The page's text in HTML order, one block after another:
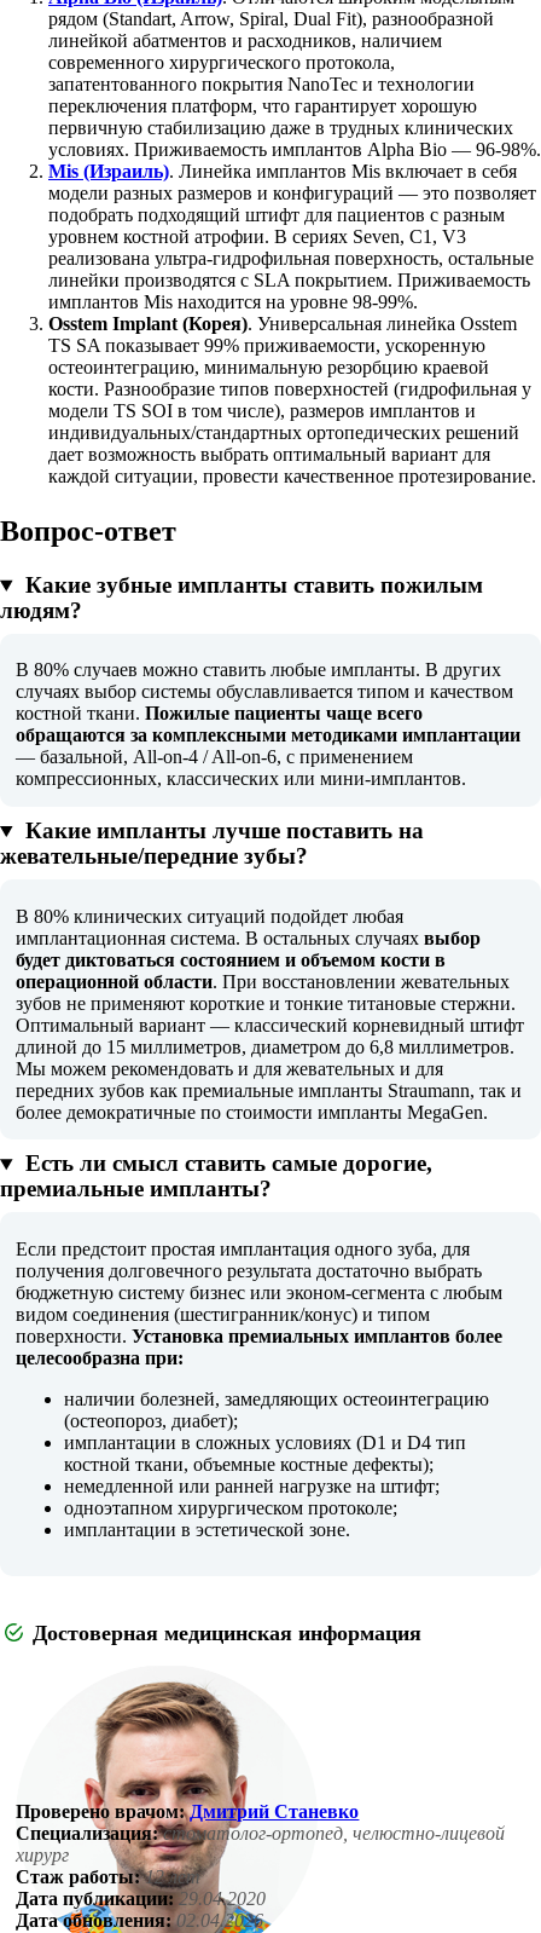
рядом (Standart, Arrow, Spiral, Dual Fit), разнообразной
линейкой абатментов и расходников, наличием
современного хирургического протокола,
запатентованного покрытия NanoTec и технологии
переключения платформ, что гарантирует хорошую
первичную стабилизацию даже в трудных клинических
условиях. Приживаемость имплантов Alpha Bio — 96-98%.
Mis (Израиль). Линейка имплантов Mis включает в себя
модели разных размеров и конфигураций — это позволяет
подобрать подходящий штифт для пациентов с разным
уровнем костной атрофии. В сериях Seven, C1, V3
реализована ультра-гидрофильная поверхность, остальные
линейки производятся с SLA покрытием. Приживаемость
имплантов Mis находится на уровне 98-99%.
Osstem Implant (Корея). Универсальная линейка Osstem
TS SA показывает 99% приживаемости, ускоренную
остеоинтеграцию, минимальную резорбцию краевой
кости. Разнообразие типов поверхностей (гидрофильная у
модели TS SOI в том числе), размеров имплантов и
индивидуальных/стандартных ортопедических решений
дает возможность выбрать оптимальный вариант для
каждой ситуации, провести качественное протезирование.
Вопрос-ответ
Какие зубные импланты ставить пожилым
людям?
В 80% случаев можно ставить любые импланты. В других
случаях выбор системы обуславливается типом и качеством
костной ткани.Пожилые пациенты чаще всего
обращаются за комплексными методиками имплантации
— базальной, All-on-4 / All-on-6, с применением
компрессионных, классических или мини-имплантов.
Какие импланты лучше поставить на
жевательные/передние зубы?
В 80% клинических ситуаций подойдет любая
имплантационная система. В остальных случаяхвыбор
будет диктоваться состоянием и объемом кости в
операционной области. При восстановлении жевательных
зубов не применяют короткие и тонкие титановые стержни.
Оптимальный вариант — классический корневидный штифт
длиной до 15 миллиметров, диаметром до 6,8 миллиметров.
Мы можем рекомендовать и для жевательных и для
передних зубов как премиальные импланты Straumann, так и
более демократичные по стоимости импланты MegaGen.
Есть ли смысл ставить самые дорогие,
премиальные импланты?
Если предстоит простая имплантация одного зуба, для
получения долговечного результата достаточно выбрать
бюджетную систему бизнес или эконом-сегмента с любым
видом соединения (шестигранник/конус) и типом
поверхности.Установка премиальных имплантовболее
целесообразна при:
наличии болезней, замедляющих остеоинтеграцию
(остеопороз, диабет);
имплантации в сложных условиях (D1 и D4 тип
костной ткани, объемные костные дефекты);
немедленной или ранней нагрузке на штифт;
одноэтапном хирургическом протоколе;
имплантации в эстетической зоне.
Достоверная медицинская информация
Проверено врачом:Дмитрий Станевко
Специализация: стоматолог-ортопед, челюстно-лицевой
хирург
Стаж работы: 12 лет
Дата публикации: 29.04.2020
Дата обновления: 02.04.2026